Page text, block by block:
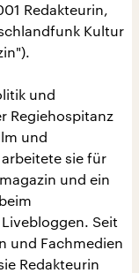
Redakteurin,
Kultur
und
Regiehospitanz
und
sie für
und ein
Seit
und Fachmedien
Redakteurin